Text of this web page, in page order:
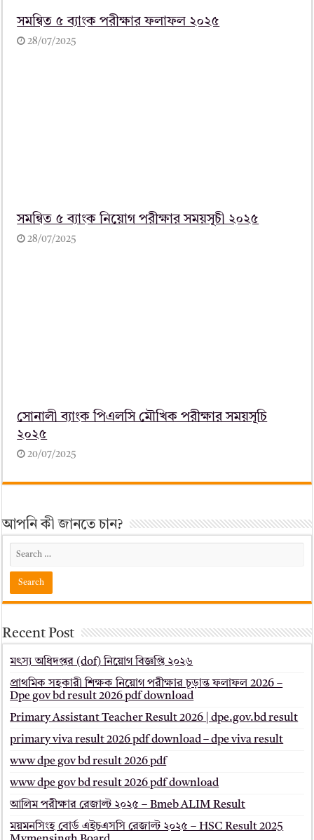
সমন্বিত ৫ ব্যাংক পরীক্ষার ফলাফল ২০২৫
28/07/2025
সমন্বিত ৫ ব্যাংক নিয়োগ পরীক্ষার সময়সূচী ২০২৫
28/07/2025
সোনালী ব্যাংক পিএলসি মৌখিক পরীক্ষার সময়সূচি
২০২৫
20/07/2025
আপনি কী জানতে চান?
Recent Post
মৎস্য অধিদপ্তর (dof) নিয়োগ বিজ্ঞপ্তি ২০২৬
প্রাথমিক সহকারী শিক্ষক নিয়োগ পরীক্ষার চূড়ান্ত ফলাফল 2026 –
Dpe gov bd result 2026 pdf download
Primary Assistant Teacher Result 2026 | dpe.gov.bd result
primary viva result 2026 pdf download – dpe viva result
www dpe gov bd result 2026 pdf
www dpe gov bd result 2026 pdf download
আলিম পরীক্ষার রেজাল্ট ২০২৫ – Bmeb ALIM Result
ময়মনসিংহ বোর্ড এইচএসসি রেজাল্ট ২০২৫ – HSC Result 2025